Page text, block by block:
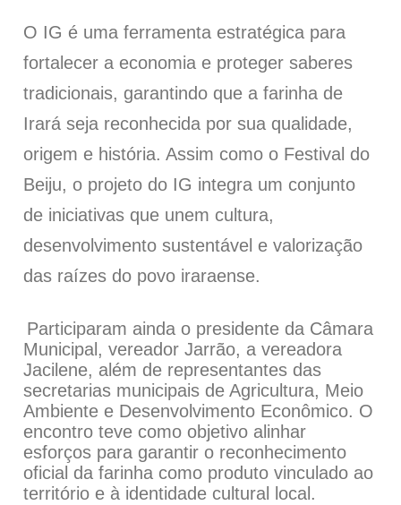
O IG é uma ferramenta estratégica para
fortalecer a economia e proteger saberes
tradicionais, garantindo que a farinha de
Irará seja reconhecida por sua qualidade,
origem e história. Assim como o Festival do
Beiju, o projeto do IG integra um conjunto
de iniciativas que unem cultura,
desenvolvimento sustentável e valorização
das raízes do povo iraraense.
Participaram ainda o presidente da Câmara
Municipal, vereador Jarrão, a vereadora
Jacilene, além de representantes das
secretarias municipais de Agricultura, Meio
Ambiente e Desenvolvimento Econômico. O
encontro teve como objetivo alinhar
esforços para garantir o reconhecimento
oficial da farinha como produto vinculado ao
território e à identidade cultural local.